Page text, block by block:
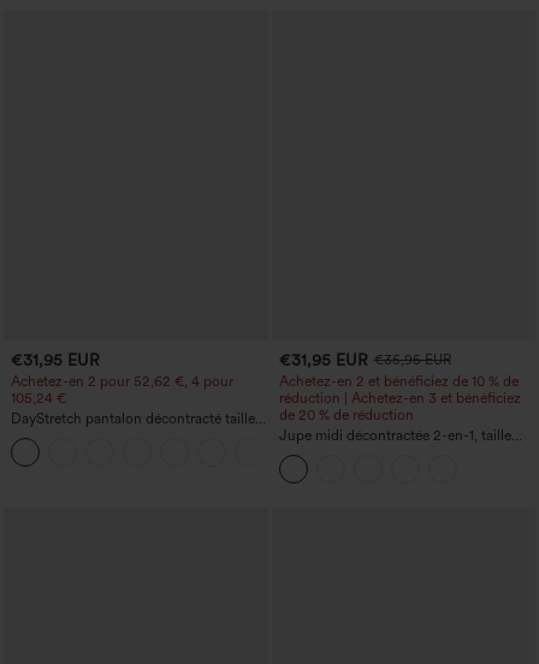
€31,95 EUR
Achetez-en 2 pour 52,62 €, 4 pour
105,24 €
DayStretch pantalon décontracté taille
haute à jambe en forme de tonneau
avec poches
€31,95 EUR €35,95 EUR
Achetez-en 2 et bénéficiez de 10 % de
réduction | Achetez-en 3 et bénéficiez
de 20 % de réduction
Jupe midi décontractée 2-en-1, taille
haute à effet gainant, froncée avec
ourlet arrondi, en polaire et PU